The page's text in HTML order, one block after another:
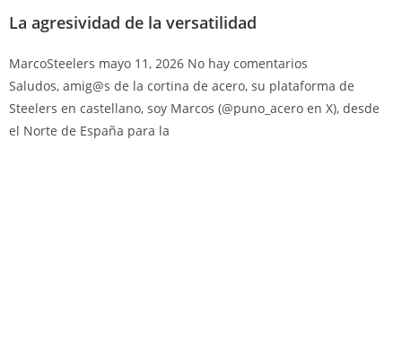
La agresividad de la versatilidad
MarcoSteelers mayo 11, 2026 No hay comentarios
Saludos, amig@s de la cortina de acero, su plataforma de
Steelers en castellano, soy Marcos (@puno_acero en X), desde
el Norte de España para la